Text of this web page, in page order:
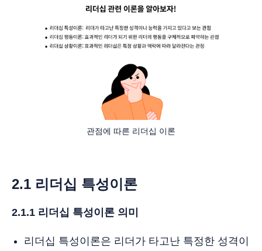
관점에 따른 리더십 이론
2.1 리더십 특성이론
2.1.1 리더십 특성이론 의미
리더십 특성이론은 리더가 타고난 특정한 성격이